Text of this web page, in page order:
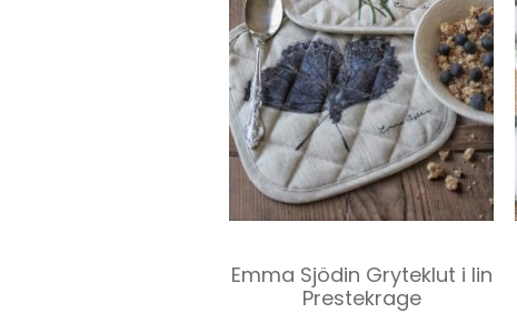
Emma Sjödin Gryteklut i lin
Prestekrage